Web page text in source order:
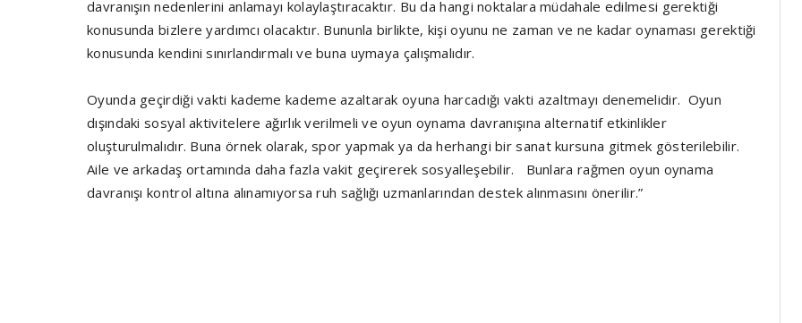
davranışın nedenlerini anlamayı kolaylaştıracaktır. Bu da hangi noktalara müdahale edilmesi gerektiği
konusunda bizlere yardımcı olacaktır. Bununla birlikte, kişi oyunu ne zaman ve ne kadar oynaması gerektiği
konusunda kendini sınırlandırmalı ve buna uymaya çalışmalıdır.
Oyunda geçirdiği vakti kademe kademe azaltarak oyuna harcadığı vakti azaltmayı denemelidir. Oyun
dışındaki sosyal aktivitelere ağırlık verilmeli ve oyun oynama davranışına alternatif etkinlikler
oluşturulmalıdır. Buna örnek olarak, spor yapmak ya da herhangi bir sanat kursuna gitmek gösterilebilir.
Aile ve arkadaş ortamında daha fazla vakit geçirerek sosyalleşebilir. Bunlara rağmen oyun oynama
davranışı kontrol altına alınamıyorsa ruh sağlığı uzmanlarından destek alınmasını önerilir.”